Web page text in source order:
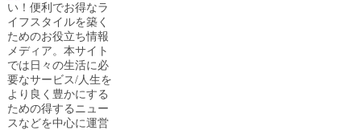
い！便利でお得なラ
イフスタイルを築く
ためのお役立ち情報
メディア。本サイト
では日々の生活に必
要なサービス/人生を
より良く豊かにする
ための得するニュー
スなどを中心に運営